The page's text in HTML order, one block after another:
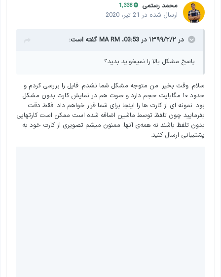
محمد رستمی 1,338
ارسال شده در 21 تیر، 2020
در ۱۳۹۹/۲/۲ در 03:53، MA RM گفته است:
پاسخ مشکل بالا را نمیخواید بدید؟
سلام. وقت بخیر. من متوجه مشکل شما نشدم. فایل را بررسی کردم و
حدود ۱۰ مگابایت حجم دارد و صوت هم در نمایش کارت بدون مشکل
بود. نمونه ای از کارت ها را اینجا برای شما قرار خواهم داد. فقط دقت
بفرمایید چون تلفظ توسط ماشین اضافه شده است ممکن است کارتهایی
بدون تلفظ باشند نه همه‌ی آنها. ممنون میشم تصویری از کارت خود به
پشتیبانی ارسال کنید.